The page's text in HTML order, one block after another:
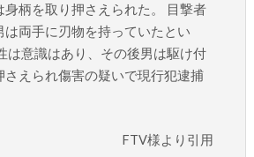
身柄を取り押さえられた。 目撃者
は両手に刃物を持っていたとい
は意識はあり、その後男は駆け付
さえられ傷害の疑いで現行犯逮捕
FTV様より引用